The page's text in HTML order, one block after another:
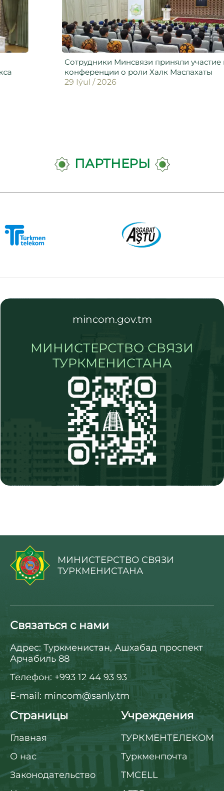
Сотрудники Минсвязи приняли участие в
конференции о роли Халк Маслахаты
29 Iýul / 2026
ПАРТНЕРЫ
mincom.gov.tm
МИНИСТЕРСТВО СВЯЗИ
ТУРКМЕНИСТАНА
МИНИСТЕРСТВО СВЯЗИ
ТУРКМЕНИСТАНА
Связаться с нами
Адрес: Туркменистан, Ашхабад проспект
Арчабиль 88
Телефон: +993 12 44 93 93
E-mail: mincom@sanly.tm
Страницы
Главная
О нас
Законодательство
Учреждения
ТУРКМЕНТЕЛЕКОМ
Туркменпочта
TMCELL